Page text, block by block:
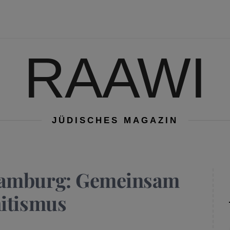
RAAWI
JÜDISCHES MAGAZIN
Gemeinsam